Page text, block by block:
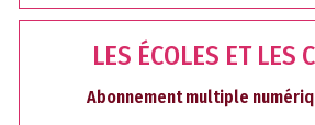
LES ÉCOLES ET LES
Abonnement multiple